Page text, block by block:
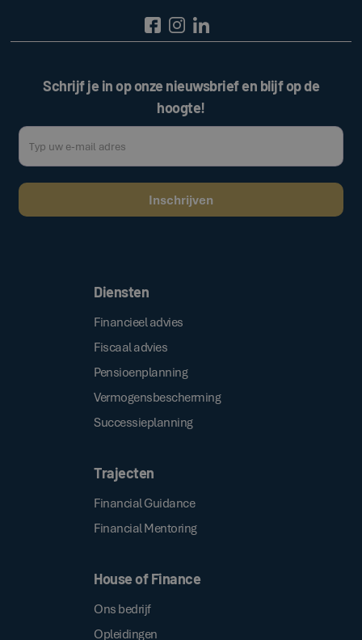
Schrijf je in op onze nieuwsbrief en blijf op de
hoogte!
Diensten
Financieel advies
Fiscaal advies
Pensioenplanning
Vermogensbescherming
Successieplanning
Trajecten
Financial Guidance
Financial Mentoring
House of Finance
Ons bedrijf
Opleidingen